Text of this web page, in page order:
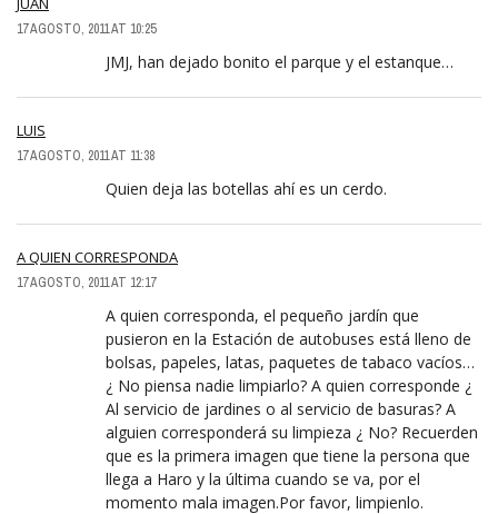
17 AGOSTO, 2011 AT 10:25
JMJ, han dejado bonito el parque y el estanque…
LUIS
17 AGOSTO, 2011 AT 11:38
Quien deja las botellas ahí es un cerdo.
A QUIEN CORRESPONDA
17 AGOSTO, 2011 AT 12:17
A quien corresponda, el pequeño jardín que
pusieron en la Estación de autobuses está lleno de
bolsas, papeles, latas, paquetes de tabaco vacíos…
¿ No piensa nadie limpiarlo? A quien corresponde ¿
Al servicio de jardines o al servicio de basuras? A
alguien corresponderá su limpieza ¿ No? Recuerden
que es la primera imagen que tiene la persona que
llega a Haro y la última cuando se va, por el
momento mala imagen.Por favor, limpienlo.